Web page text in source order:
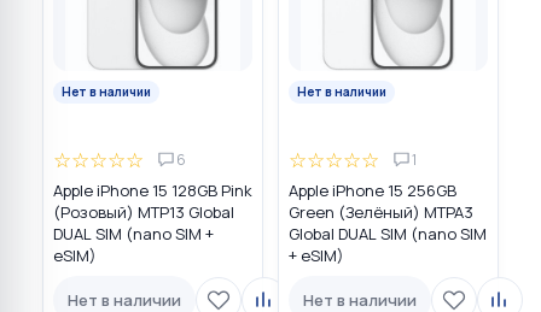
Нет в наличии
☆☆☆☆☆ 6
Apple iPhone 15 128GB Pink
(Розовый) MTP13 Global
DUAL SIM (nano SIM +
eSIM)
Нет в наличии
Нет в наличии
☆☆☆☆☆ 1
Apple iPhone 15 256GB
Green (Зелёный) MTPA3
Global DUAL SIM (nano SIM
+ eSIM)
Нет в наличии